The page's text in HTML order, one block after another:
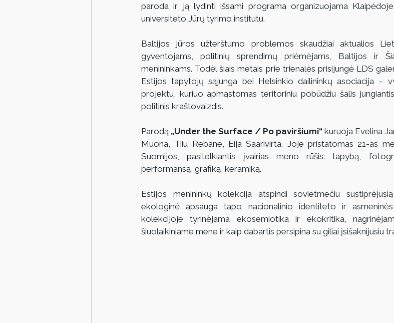
paroda ir ją lydinti išsami programa organizuojama
universiteto Jūrų tyrimo institutu.
Baltijos jūros užterštumo problemos skaudžiai aktualios
gyventojams, politinių sprendimų priėmėjams, Baltijos ir
menininkams. Todėl šiais metais prie trienalės prisijungė LDS
Estijos tapytojų sąjunga bei Helsinkio dailininkų asociacija –
projektu, kuriuo apmąstomas teritoriniu pobūdžiu šalis
politinis kraštovaizdis.
Parodą „Under the Surface / Po paviršiumi“ kuruoja Evelina
Muona, Tiiu Rebane, Eija Saarivirta. Joje pristatomas 21-as
Suomijos, pasitelkiantis įvairias meno rūšis: tapybą,
performansą, grafiką, keramiką.
Estijos menininkų kolekcija atspindi sovietmečiu
ekologinė apsauga tapo nacionalinio identiteto ir
kolekcijoje tyrinėjama ekosemiotika ir ekokritika,
šiuolaikiniame mene ir kaip dabartis persipina su giliai įsišaknijusiu